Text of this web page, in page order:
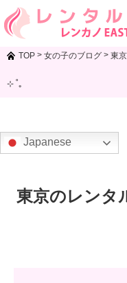
TOP > 女の子のブログ > 東
⊹ ˚｡
Japanese
東京のレンタ